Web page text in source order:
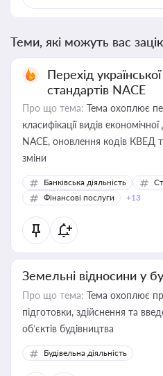
Теми, які можуть вас
Перехід
стандартів NACE
Про що тема: Тема охоплює
класифікації видів
NACE, оновлення кодів КВЕД
зміни
Банківська діяльність
Фінансові послуги
+13
Земельні відносини у
Про що тема: Тема охоплює
підготовки, здійснення та
об’єктів будівництва
Будівельна діяльність